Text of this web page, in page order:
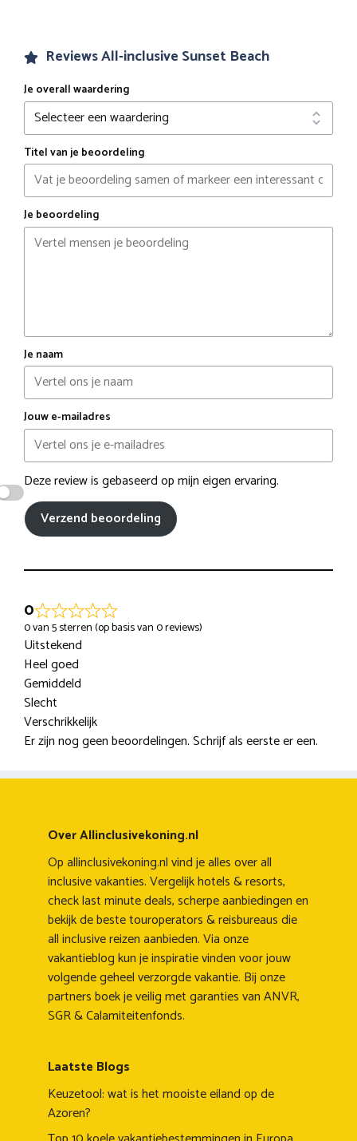
Reviews All-inclusive Sunset Beach
Je overall waardering
Titel van je beoordeling
Je beoordeling
Je naam
Jouw e-mailadres
Deze review is gebaseerd op mijn eigen ervaring.
Verzend beoordeling
0
0 van 5 sterren (op basis van 0 reviews)
Uitstekend
Heel goed
Gemiddeld
Slecht
Verschrikkelijk
Er zijn nog geen beoordelingen. Schrijf als eerste er een.
Over Allinclusivekoning.nl
Op allinclusivekoning.nl vind je alles over all
inclusive vakanties. Vergelijk hotels & resorts,
check last minute deals, scherpe aanbiedingen en
bekijk de beste touroperators & reisbureaus die
all inclusive reizen aanbieden. Via onze
vakantieblog kun je inspiratie vinden voor jouw
volgende geheel verzorgde vakantie. Bij onze
partners boek je veilig met garanties van ANVR,
SGR & Calamiteitenfonds.
Laatste Blogs
Keuzetool: wat is het mooiste eiland op de
Azoren?